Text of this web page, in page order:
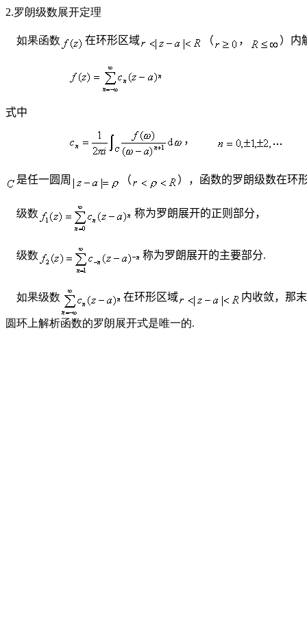
2.罗朗级数展开定理
如果函数 在环形区域 （ ， ）内
式中
，
是任一圆周 （ ），函数的罗朗级数在环
级数 称为罗朗展开的正则部分，
级数 称为罗朗展开的主要部分.
如果级数 在环形区域 内收敛，那
圆环上解析函数的罗朗展开式是唯一的.